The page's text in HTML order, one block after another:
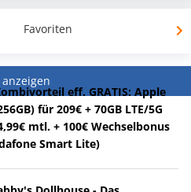
Favoriten
eff. GRATIS: Apple
für 209€ + 70GB LTE/5G
mtl. + 100€ Wechselbonus
Smart Lite)